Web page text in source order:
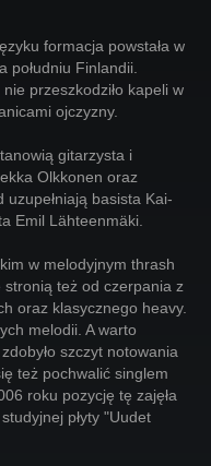
formacja powstała w
południu Finlandii.
przeszkodziło kapeli w
ojczyzny.
gitarzysta i
Olkkonen oraz
uzupełniają basista Kai-
Emil Lähteenmäki.
w melodyjnym thrash
stronią też od czerpania z
oraz klasycznego heavy.
melodii. A warto
szczyt notowania
też pochwalić singlem
roku pozycję tę zajęła
płyty "Uudet